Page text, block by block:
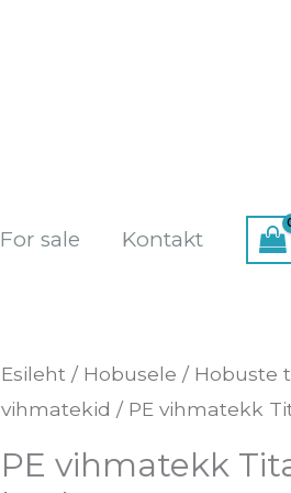
For sale Kontakt
Esileht / Hobusele / Hobuste
vihmatekid / PE vihmatekk
PE vihmatekk
PE
vihmatekk
Titan